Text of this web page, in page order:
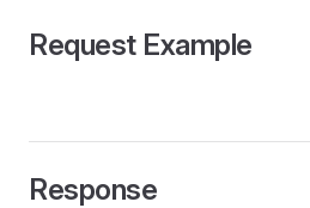
Request Example
Response